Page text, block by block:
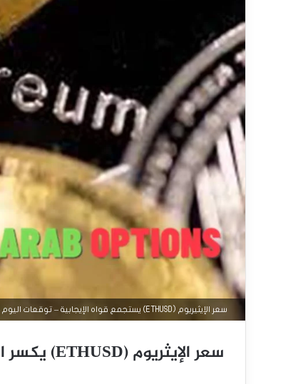
سعر الإيثيريوم (ETHUSD) يستجمع قواه الإيجابية – توقعات اليوم – 27-08-2025
سعر الإيثريوم (ETHUSD) يكسر الدعم – توقعات اليوم 27-01-2025